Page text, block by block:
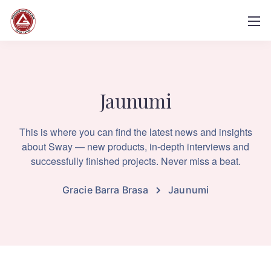
Jaunumi
This is where you can find the latest news and insights
about Sway — new products, in-depth interviews and
successfully finished projects. Never miss a beat.
Gracie Barra Brasa Jaunumi